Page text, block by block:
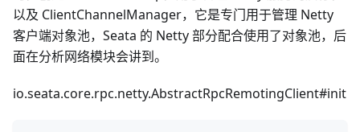
以及 ClientChannelManager，它是专门用于管理 Netty
客户端对象池，Seata 的 Netty 部分配合使用了对象池，后
面在分析网络模块会讲到。
io.seata.core.rpc.netty.AbstractRpcRemotingClient#init